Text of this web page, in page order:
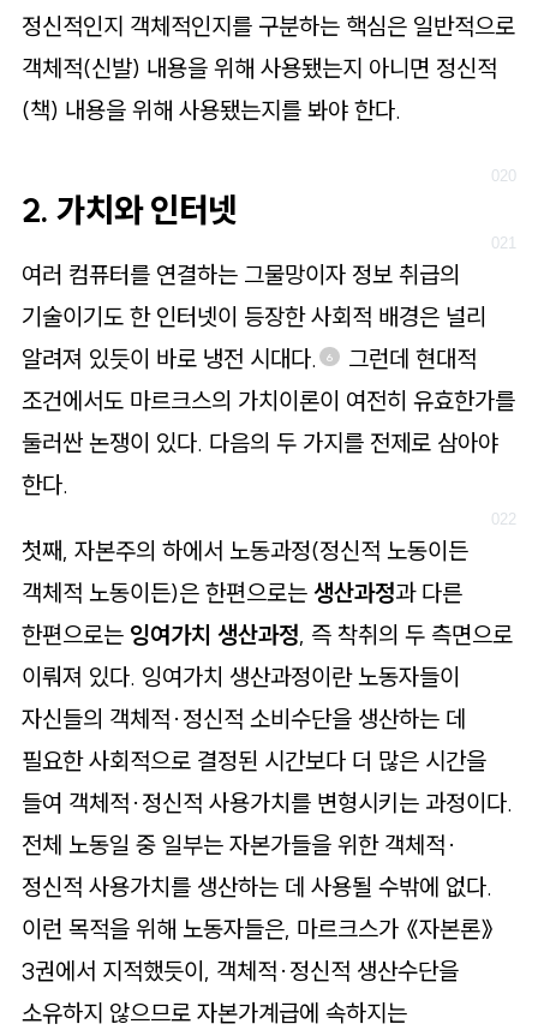
정신적인지 객체적인지를 구분하는 핵심은 일반적으로
객체적(신발) 내용을 위해 사용됐는지 아니면 정신적
(책) 내용을 위해 사용됐는지를 봐야 한다.
2. 가치와 인터넷
여러 컴퓨터를 연결하는 그물망이자 정보 취급의
기술이기도 한 인터넷이 등장한 사회적 배경은 널리
알려져 있듯이 바로 냉전 시대다.
6
그런데 현대적
조건에서도 마르크스의 가치이론이 여전히 유효한가를
둘러싼 논쟁이 있다. 다음의 두 가지를 전제로 삼아야
한다.
첫째, 자본주의 하에서 노동과정(정신적 노동이든
객체적 노동이든)은 한편으로는 생산과정과 다른
한편으로는 잉여가치 생산과정, 즉 착취의 두 측면으로
이뤄져 있다. 잉여가치 생산과정이란 노동자들이
자신들의 객체적·정신적 소비수단을 생산하는 데
필요한 사회적으로 결정된 시간보다 더 많은 시간을
들여 객체적·정신적 사용가치를 변형시키는 과정이다.
전체 노동일 중 일부는 자본가들을 위한 객체적·
정신적 사용가치를 생산하는 데 사용될 수밖에 없다.
이런 목적을 위해 노동자들은, 마르크스가 《자본론》
3권에서 지적했듯이, 객체적·정신적 생산수단을
소유하지 않으므로 자본가계급에 속하지는